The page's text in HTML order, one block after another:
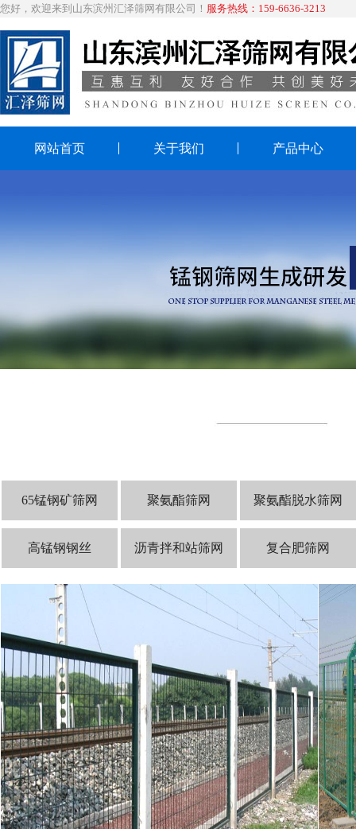
您好，欢迎来到山东滨州汇泽筛网有限公司！ 服务热线：159-6636-3213
网站首页 关于我们 产品中心
65锰钢矿筛网 聚氨酯筛网 聚氨酯脱水筛网
高锰钢钢丝 沥青拌和站筛网 复合肥筛网